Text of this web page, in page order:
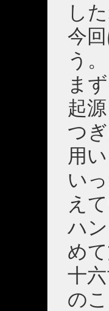
した
今
う。
ま
起
つ
用
い
え
ハ
め
十
の